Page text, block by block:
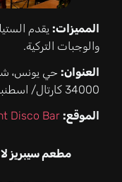
المميزات: يقدم
والوجبات التركية.
العنوان:
34000 كارتال/ اسطنبول، تركيا.
الموقع: Disco Bar
مطعم سيبريز